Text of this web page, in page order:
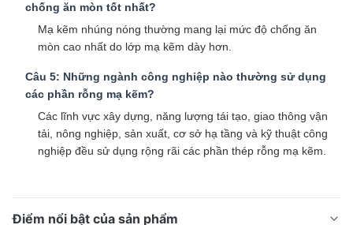
chống ăn mòn tốt nhất?
Mạ kẽm nhúng nóng thường mang lại mức độ chống ăn
mòn cao nhất do lớp mạ kẽm dày hơn.
Câu 5: Những ngành công nghiệp nào thường sử dụng
các phần rỗng mạ kẽm?
Các lĩnh vực xây dựng, năng lượng tái tạo, giao thông vận
tải, nông nghiệp, sản xuất, cơ sở hạ tầng và kỹ thuật công
nghiệp đều sử dụng rộng rãi các phần thép rỗng mạ kẽm.
Điểm nổi bật của sản phẩm